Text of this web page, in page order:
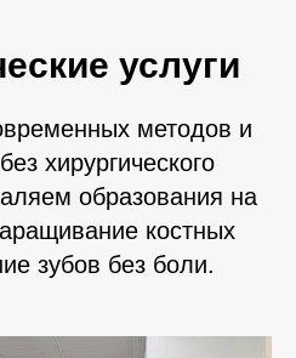
услуги
методов и
хирургического
образования на
костных
зубов без боли.